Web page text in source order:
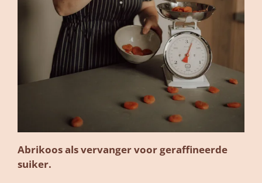
Abrikoos als vervanger voor geraffineerde
suiker.